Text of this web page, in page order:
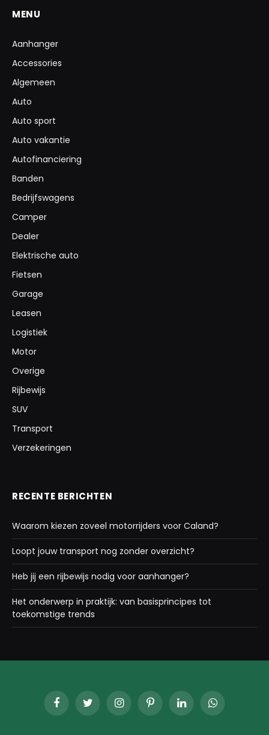
MENU
Aanhanger
Accessories
Algemeen
Auto
Auto sport
Auto vakantie
Autofinanciering
Banden
Bedrijfswagens
Camper
Dealer
Elektrische auto
Fietsen
Garage
Leasen
Logistiek
Motor
Overige
Rijbewijs
SUV
Transport
Verzekeringen
RECENTE BERICHTEN
Waarom kiezen zoveel motorrijders voor Caland?
Loopt jouw transport nog zonder overzicht?
Heb jij een rijbewijs nodig voor aanhanger?
Het onderwerp in praktijk: van basisprincipes tot
toekomstige trends
FacebookTwitter InstagramPinterestLinkedInWhatsApp